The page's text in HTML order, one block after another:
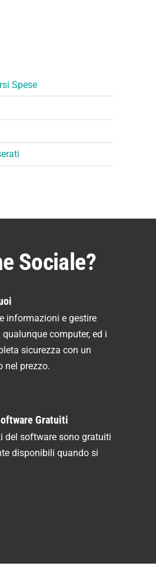
Spese
Sociale?
informazioni e gestire
qualunque computer, ed i
sicurezza con un
nel prezzo.
Gratuiti
del software sono gratuiti
disponibili quando si